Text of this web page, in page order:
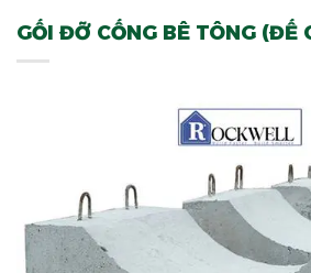
GỐI ĐỠ CỐNG BÊ TÔNG (ĐẾ